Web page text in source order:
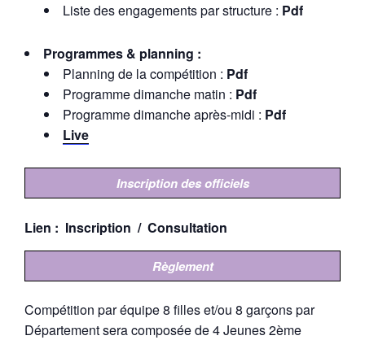
Liste des engagements par structure : Pdf
Programmes & planning :
Planning de la compétition : Pdf
Programme dimanche matin : Pdf
Programme dimanche après-midi : Pdf
Live
Inscription des officiels
Lien : Inscription / Consultation
Règlement
Compétition par équipe 8 filles et/ou 8 garçons par
Département sera composée de 4 Jeunes 2ème